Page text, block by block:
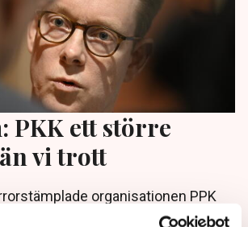
PKK ett större
vi trott
organisationen PPK
aktiviteter i Sverige, säger